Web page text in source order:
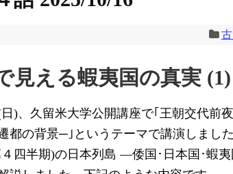
見える蝦夷国の真実 (1)
)、久留米大学公開講座で｢王朝交代前
の背景─｣というテーマで講演しまし
四半期)の日本列島 —倭国･日本国･蝦